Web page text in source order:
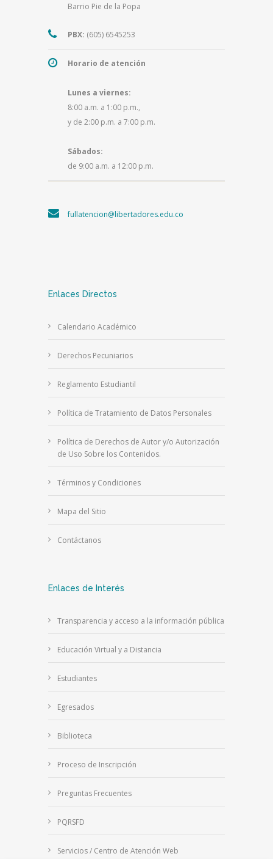
Barrio Pie de la Popa
PBX: (605) 6545253
Horario de atención
Lunes a viernes:
8:00 a.m. a 1:00 p.m.,
y de 2:00 p.m. a 7:00 p.m.
Sábados:
de 9:00 a.m. a 12:00 p.m.
fullatencion@libertadores.edu.co
Enlaces Directos
Calendario Académico
Derechos Pecuniarios
Reglamento Estudiantil
Política de Tratamiento de Datos Personales
Política de Derechos de Autor y/o Autorización
de Uso Sobre los Contenidos.
Términos y Condiciones
Mapa del Sitio
Contáctanos
Enlaces de Interés
Transparencia y acceso a la información pública
Educación Virtual y a Distancia
Estudiantes
Egresados
Biblioteca
Proceso de Inscripción
Preguntas Frecuentes
PQRSFD
Servicios / Centro de Atención Web